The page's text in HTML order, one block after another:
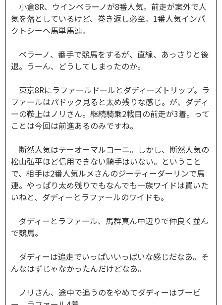
小倉8R、ウインベラーノが8番人気。前走が案外で人
気を落としているけど、巻き返し必至。1番人気インパ
クトシーへ馬単馬連。
ベラーノ、番手で競馬をするが、直線、あっさりと後
退。うーん、どうしてしまったのか。
東京8Rにラファールドールとダディーズトリップ。ラ
ファールはパドック見ると太め残りな感じ。が、ダディ
ーの鞍上はノリさん。継続騎乗2戦目の前走が3着。って
ことは今回は前進あるのみですね。
断然人気はテーオーマルコーニ。しかし、断然人気の
松山弘平ほど信用できない騎手はいない。ということ
で、相手は2番人気ルメさんのジーティーダーリンで馬
連。やっぱり太め残りでもなんでも一族ワイドは買いた
いねと、ダディーとラファールのワイドも。
ダディーとラファール、馬群真ん中辺りで仲良く並ん
で競馬。
ダディーは追走でいっぱいいっぱいな感じだなあ。そ
んなはずじゃなかったんだけどなあ。
ノリさん、途中で追うのをやめてダディーはブービ